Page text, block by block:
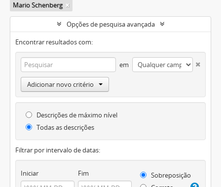
Mario Schenberg
Opções de pesquisa avançada
Encontrar resultados com:
em
Adicionar novo critério
Descrições de máximo nível
Todas as descrições
Filtrar por intervalo de datas:
Iniciar Fim
Sobreposição